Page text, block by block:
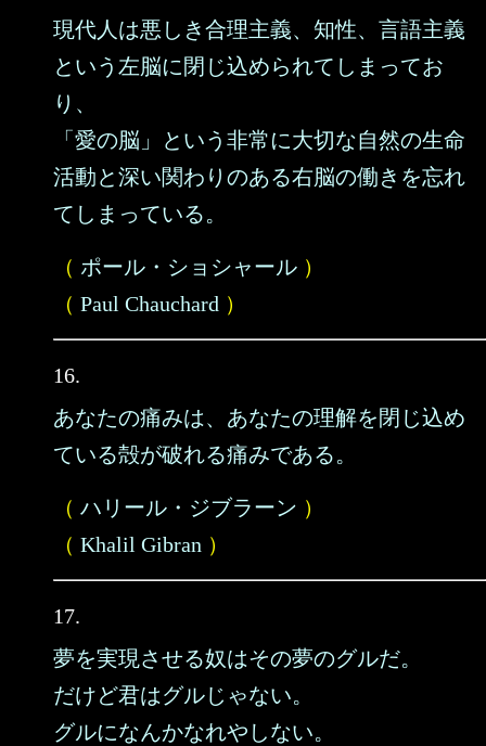
現代人は悪しき合理主義、知性、言語主義
という左脳に閉じ込められてしまってお
り、
「愛の脳」という非常に大切な自然の生命
活動と深い関わりのある右脳の働きを忘れ
てしまっている。
（ ポール・ショシャール ）
（ Paul Chauchard ）
16.
あなたの痛みは、あなたの理解を閉じ込め
ている殻が破れる痛みである。
（ ハリール・ジブラーン ）
（ Khalil Gibran ）
17.
夢を実現させる奴はその夢のグルだ。
だけど君はグルじゃない。
グルになんかなれやしない。